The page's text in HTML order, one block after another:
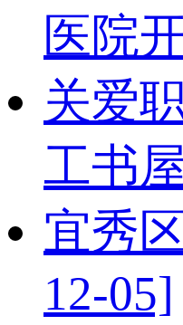
医院
关爱
工书屋
宜秀
12-05]